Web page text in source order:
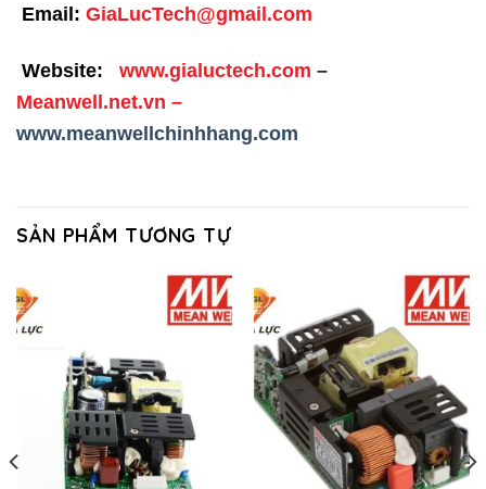
Email: GiaLucTech@gmail.com
Website: www.gialuctech.com –
Meanwell.net.vn –
www.meanwellchinhhang.com
SẢN PHẨM TƯƠNG TỰ